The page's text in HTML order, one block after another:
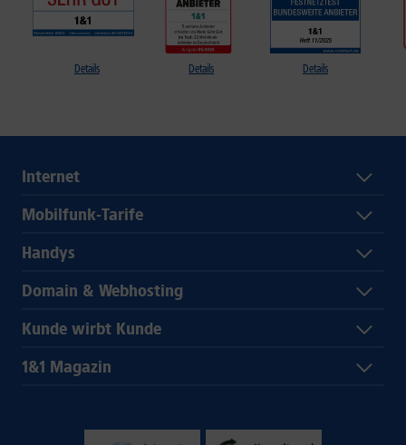
Details Details Details
Internet
Mobilfunk-Tarife
Handys
Domain & Webhosting
Kunde wirbt Kunde
1&1 Magazin